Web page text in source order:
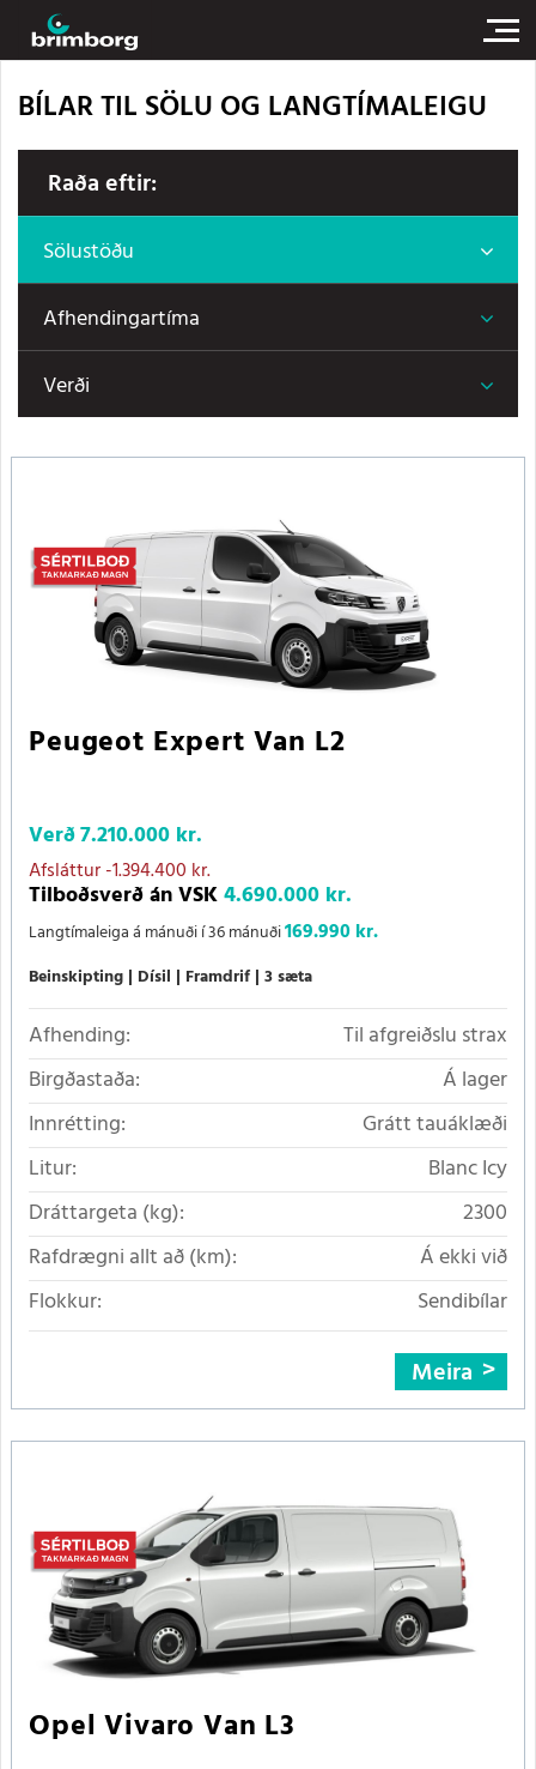
BÍLAR TIL SÖLU OG LANGTÍMALEIGU
Raða eftir:
Sölustöðu
Afhendingartíma
Verði
Peugeot Expert Van L2
Verð7.210.000 kr.
Afsláttur-1.394.400 kr.
Tilboðsverð án VSK4.690.000 kr.
Langtímaleiga á mánuði í 36 mánuði169.990 kr.
Beinskipting Dísil Framdrif 3 sæta
Afhending:
Til afgreiðslu strax
Birgðastaða:
Á lager
Innrétting:
Grátt tauáklæði
Litur:
Blanc Icy
Dráttargeta (kg):
2300
Rafdrægni allt að (km):
Á ekki við
Flokkur:
Sendibílar
Meira
Opel Vivaro Van L3